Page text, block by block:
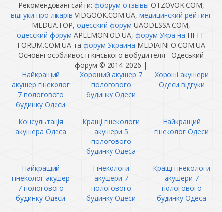
Рекомендовані сайти: фоорум отзывы OTZOVOK.COM,
відгуки про лікарів VIDGOOK.COM.UA, медицинский рейтинг
MEDUA.TOP, одесский форум UAODESSA.COM,
одесский форум APELMON.OD.UA, форум Україна HI-FI-
FORUM.COM.UA та форум Украина MEDIAINFO.COM.UA
Основні особливості кінського вобудителя - Одеський
форум © 2014-2026 |
Найкращий
акушер гінеколог
7 пологового
будинку Одеси
Хороший акушер 7
пологового
будинку Одеси
Хороші акушери
Одеси відгуки
Консультація
акушера Одеса
Кращі гінекологи
акушери 5
пологового
будинку Одеса
Найкращий
гінеколог Одеси
Найкращий
гінеколог акушер
7 пологового
будинку Одеси
Гінекологи
акушери 7
пологового
будинку Одеси
Кращі гінекологи
акушери 7
пологового
будинку Одеса